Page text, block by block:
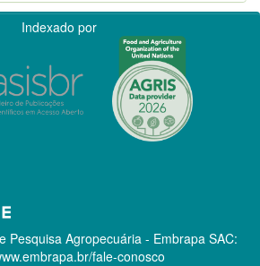
Indexado por
Pesquisa Agropecuária - Embrapa SAC:
fale-conosco